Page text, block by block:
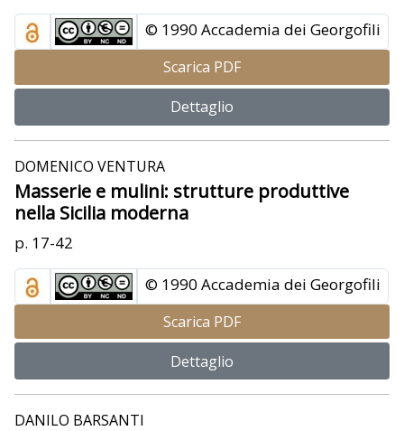
© 1990 Accademia dei Georgofili
Scarica PDF
Dettaglio
DOMENICO VENTURA
Masserie e mulini: strutture produttive
nella Sicilia moderna
p. 17-42
© 1990 Accademia dei Georgofili
Scarica PDF
Dettaglio
DANILO BARSANTI